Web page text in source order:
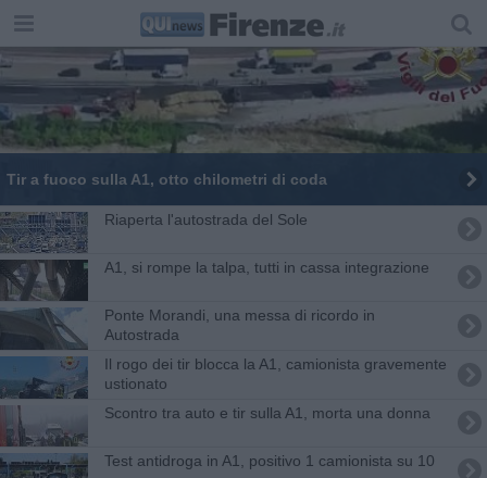
Tir a fuoco sulla A1, otto chilometri di coda
Riaperta l'autostrada del Sole
A1, si rompe la talpa, tutti in cassa integrazione
Ponte Morandi, una messa di ricordo in
Autostrada
Il rogo dei tir blocca la A1, camionista gravemente
ustionato
Scontro tra auto e tir sulla A1, morta una donna
Test antidroga in A1, positivo 1 camionista su 10